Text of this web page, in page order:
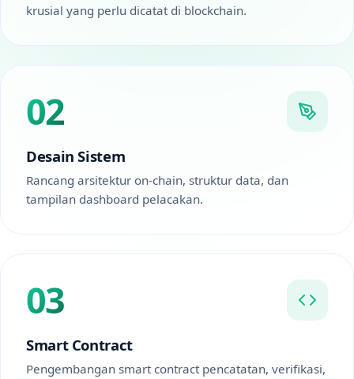
krusial yang perlu dicatat di blockchain.
02
Desain Sistem
Rancang arsitektur on-chain, struktur data, dan
tampilan dashboard pelacakan.
03
Smart Contract
Pengembangan smart contract pencatatan, verifikasi,